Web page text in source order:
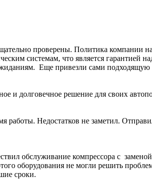
проверены. Политика компании
системам, что является гарантией
Еще привезли сами подходящую
и долговечное решение для своих
Недостатков не заметил.
обслуживание компрессора с
оборудования не могли решить
сроки.